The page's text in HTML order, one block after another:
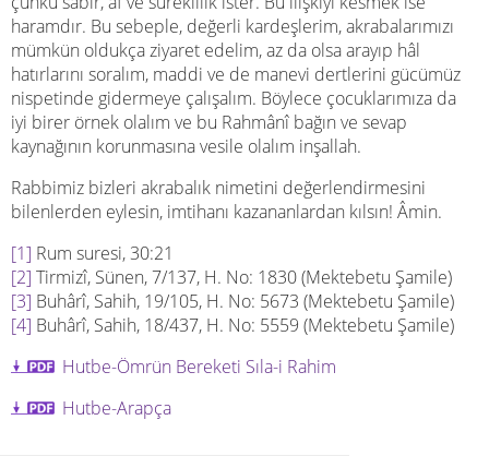
haramdır. Bu sebeple, değerli kardeşlerim, akrabalarımızı
mümkün oldukça ziyaret edelim, az da olsa arayıp hâl
hatırlarını soralım, maddi ve de manevi dertlerini gücümüz
nispetinde gidermeye çalışalım. Böylece çocuklarımıza da
iyi birer örnek olalım ve bu Rahmânî bağın ve sevap
kaynağının korunmasına vesile olalım inşallah.
Rabbimiz bizleri akrabalık nimetini değerlendirmesini
bilenlerden eylesin, imtihanı kazananlardan kılsın! Âmin.
[1] Rum suresi, 30:21
[2] Tirmizî, Sünen, 7/137, H. No: 1830 (Mektebetu Şamile)
[3] Buhârî, Sahih, 19/105, H. No: 5673 (Mektebetu Şamile)
[4] Buhârî, Sahih, 18/437, H. No: 5559 (Mektebetu Şamile)
Hutbe-Ömrün Bereketi Sıla-i Rahim
Hutbe-Arapça